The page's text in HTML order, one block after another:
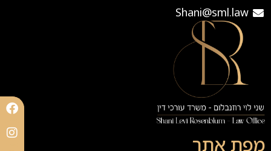
Shani@sml.law
מפת אתר